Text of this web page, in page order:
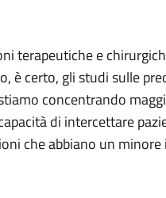
terapeutiche e
è certo, gli studi sulle
concentrando
di intercettare
che abbiano un